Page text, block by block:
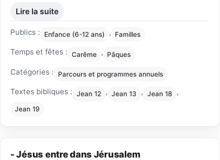
Lire la suite
Publics : Enfance (6-12 ans) , Familles
Temps et fêtes : Carême , Pâques
Catégories : Parcours et programmes annuels
Textes bibliques : Jean 12 , Jean 13 , Jean 18 ,
Jean 19
- Jésus entre dans Jérusalem